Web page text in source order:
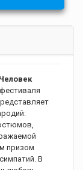
призом
В